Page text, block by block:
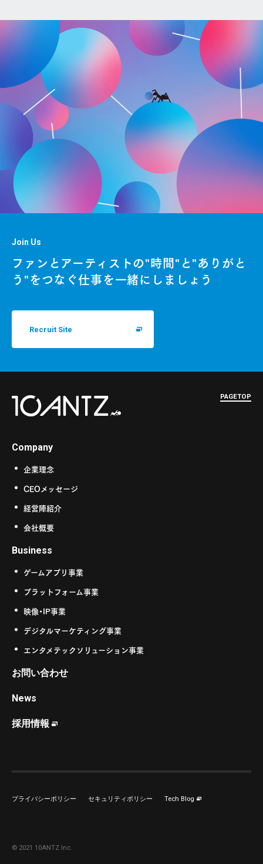
Join Us
ファンとアーティストの"時間"と"ありがと
う"をつなぐ仕事を一緒にしましょう
Recruit Site
Company
企業理念
CEOメッセージ
経営陣紹介
会社概要
Business
ゲームアプリ事業
プラットフォーム事業
映像・IP事業
デジタルマーケティング事業
エンタメテックソリューション事業
お問い合わせ
News
採用情報
プライバシーポリシー セキュリティポリシー Tech Blog
© 2021 10ANTZ Inc.
PAGETOP